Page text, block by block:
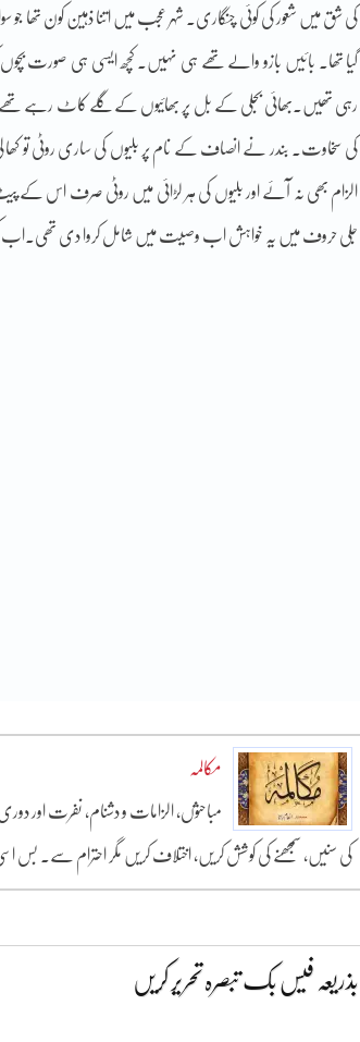
کی شق میں شعور کی کوئی چنگاری۔ شہر عجب میں اتنا ذہین کون تھا جو
گیا تھا۔ بائیں بازو والے تھے ہی نہیں۔ کچھ ایسی ہی صورت
رہی تھیں۔بھائی بجلی کے بل پر بھائیوں کے گلے کاٹ رہے
کی سخاوت۔ بندر نے انصاف کے نام پر بلیوں کی ساری روٹی تو کھا
الزام بھی نہ آئے اور بلیوں کی ہر لڑائی میں روٹی صرف اس کے پیٹ
جلی حروف میں یہ خواہش اب وصیت میں شامل کروا دی تھی۔اب کسی
مکالمہ
مباحثوں، الزامات و دشنام، نفرت
کی سنیں، سمجھنے کی کوشش کریں، اختلاف کریں مگر احترام سے۔ بس
بذریعہ فیس بک تبصرہ تحریر کریں